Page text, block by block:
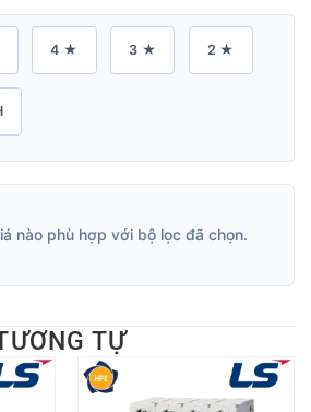
4 ★ 3 ★ 2 ★
nào phù hợp với bộ lọc đã chọn.
TỰ